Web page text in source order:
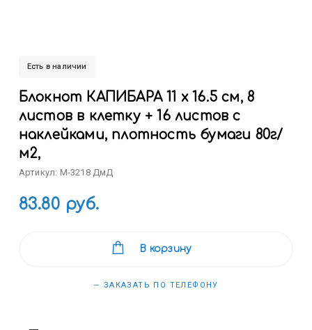
Есть в наличии
Блокнот КАПИБАРА 11 х 16.5 см, 8
листов в клетку + 16 листов с
наклейками, плотность бумаги 80г/
м2,
Артикул: M-3218 ДмД
83.80 руб.
В корзину
— ЗАКАЗАТЬ ПО ТЕЛЕФОНУ